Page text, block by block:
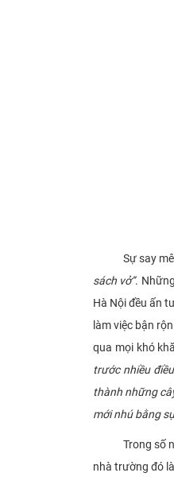
Sự say mê
sách vở”.
Hà Nội đều ấn
làm việc bận
qua mọi khó
trước nhiều
thành những
mới nhú bằng
Trong số
nhà trường đó